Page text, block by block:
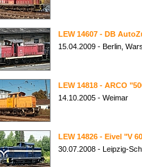
LEW 14607 - DB
15.04.2009 - Berlin,
LEW 14818 - ARCO
14.10.2005 - Weimar
LEW 14826 - Eivel "V
30.07.2008 - Leipzig-